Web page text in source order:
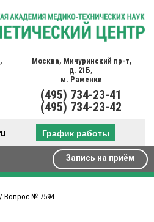
Москва, Мичуринский пр-т,
д. 21Б,
м. Раменки
(495) 734-23-41
(495) 734-23-42
График работы
Запись на приём
/ Вопрос № 7594